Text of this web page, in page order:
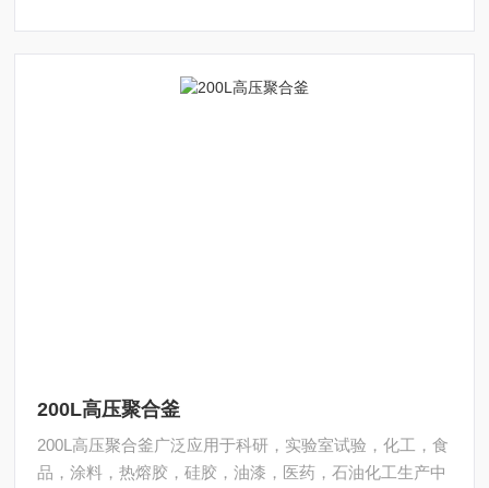
200L高压聚合釜
200L高压聚合釜广泛应用于科研，实验室试验，化工，食
品，涂料，热熔胶，硅胶，油漆，医药，石油化工生产中